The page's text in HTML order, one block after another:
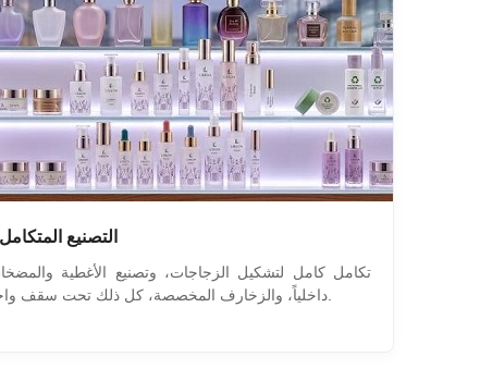
التصنيع المتكامل
تكامل كامل لتشكيل الزجاجات، وتصنيع الأغطية
داخلياً، والزخارف المخصصة، كل ذلك تحت سقف واحد.